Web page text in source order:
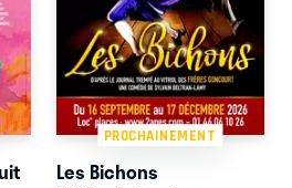
PROCHAINEMENT
Les Bichons